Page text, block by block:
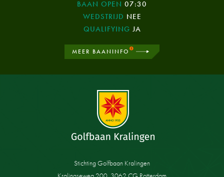
BAAN OPEN 07:30
WEDSTRIJD NEE
QUALIFYING JA
MEER BAANINFO
Stichting Golfbaan Kralingen